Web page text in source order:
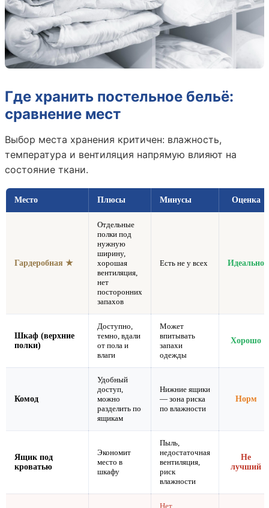
Где хранить постельное бельё:
сравнение мест
Выбор места хранения критичен: влажность,
температура и вентиляция напрямую влияют на
состояние ткани.
Место Плюсы Минусы Оценка
Гардеробная ★
Отдельные
полки под
нужную
ширину,
хорошая
вентиляция,
нет
посторонних
запахов
Есть не у всех Идеально
Шкаф (верхние
полки)
Доступно,
темно, вдали
от пола и
влаги
Может
впитывать
запахи
одежды
Хорошо
Комод
Удобный
доступ,
можно
разделить по
ящикам
Нижние ящики
— зона риска
по влажности
Норм
Ящик под
кроватью
Экономит
место в
шкафу
Пыль,
недостаточная
вентиляция,
риск
влажности
Не
лучший
Нет